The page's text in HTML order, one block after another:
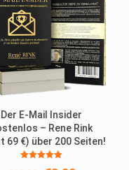
Der E-Mail Insider
– Rene Rink
69 €) über 200 Seiten!